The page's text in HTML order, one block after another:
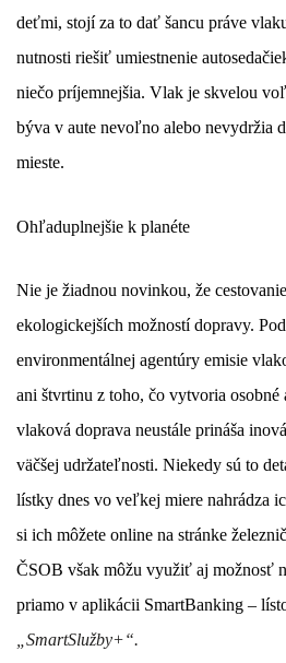
deťmi, stojí za to dať šancu práve
nutnosti riešiť umiestnenie
niečo príjemnejšia. Vlak je skvelou
býva v aute nevoľno alebo nevydržia
mieste.
Ohľaduplnejšie k planéte
Nie je žiadnou novinkou, že
ekologickejších možností dopravy.
environmentálnej agentúry emisie
ani štvrtinu z toho, čo vytvoria
vlaková doprava neustále prináša
väčšej udržateľnosti. Niekedy sú to
lístky dnes vo veľkej miere nahrádza
si ich môžete online na stránke
ČSOB však môžu využiť aj možnosť
priamo v aplikácii SmartBanking –
„SmartSlužby+“.